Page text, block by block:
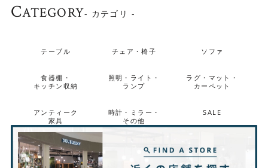
CATEGORY- カテゴリ -
テーブル チェア・椅子 ソファ
食器棚・
キッチン収納
照明・ライト・
ランプ
ラグ・マット・
カーペット
アンティーク
家具
時計・ミラー・
その他
SALE